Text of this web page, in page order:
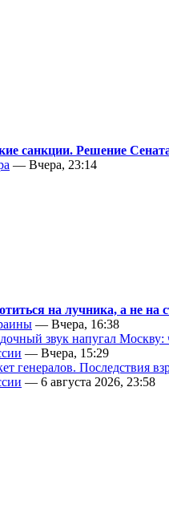
санкции. Решение
— Вчера, 23:14
на лучника, а не на
— Вчера, 16:38
звук напугал Москву:
— Вчера, 15:29
генералов. Последствия
— 6 августа 2026, 23:58